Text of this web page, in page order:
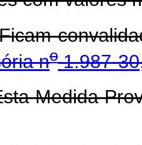
no1.987-
Medida